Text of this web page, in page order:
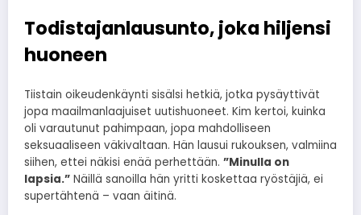
Todistajanlausunto, joka hiljensi
huoneen
Tiistain oikeudenkäynti sisälsi hetkiä, jotka pysäyttivät
jopa maailmanlaajuiset uutishuoneet. Kim kertoi, kuinka
oli varautunut pahimpaan, jopa mahdolliseen
seksuaaliseen väkivaltaan. Hän lausui rukouksen, valmiina
siihen, ettei näkisi enää perhettään. ”Minulla on
lapsia.” Näillä sanoilla hän yritti koskettaa ryöstäjiä, ei
supertähtenä – vaan äitinä.